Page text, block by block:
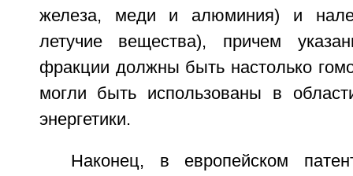
железа, меди и алюминия) и
летучие вещества), причем
фракции должны быть настолько
могли быть использованы в
энергетики.
Наконец, в европейском